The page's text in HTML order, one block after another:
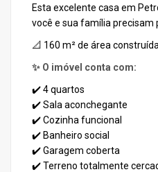
Esta excelente casa em
você e sua família precisam
📐 160 m² de área construída.
✨ O imóvel conta com:
✔️ 4 quartos
✔️ Sala aconchegante
✔️ Cozinha funcional
✔️ Banheiro social
✔️ Garagem coberta
✔️ Terreno totalmente